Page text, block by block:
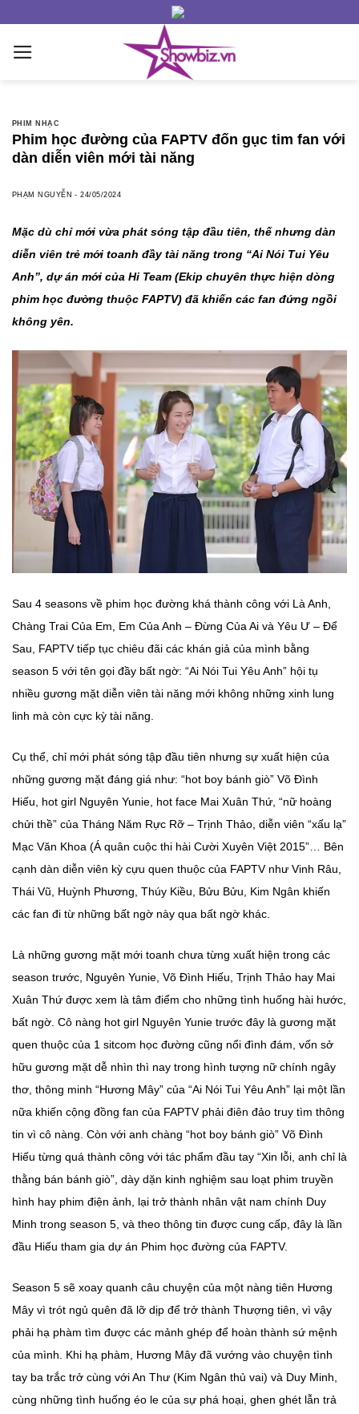
content
PHIM NHẠC
Phim học đường của FAPTV đốn gục tim fan với
dàn diễn viên mới tài năng
PHẠM NGUYỄN -24/05/2024
Mặc dù chỉ mới vừa phát sóng tập đầu tiên, thế nhưng dàn
diễn viên trẻ mới toanh đầy tài năng trong “Ai Nói Tui Yêu
Anh”, dự án mới của Hi Team (Ekip chuyên thực hiện dòng
phim học đường thuộc FAPTV) đã khiến các fan đứng ngồi
không yên.
Sau 4 seasons về phim học đường khá thành công với Là Anh,
Chàng Trai Của Em, Em Của Anh – Đừng Của Ai và Yêu Ư – Để
Sau, FAPTV tiếp tục chiêu đãi các khán giả của mình bằng
season 5 với tên gọi đầy bất ngờ: “Ai Nói Tui Yêu Anh” hội tụ
nhiều gương mặt diễn viên tài năng mới không những xinh lung
linh mà còn cực kỳ tài năng.
Cụ thể, chỉ mới phát sóng tập đầu tiên nhưng sự xuất hiện của
những gương mặt đáng giá như: “hot boy bánh giò” Võ Đình
Hiếu, hot girl Nguyên Yunie, hot face Mai Xuân Thứ, “nữ hoàng
chửi thề” của Tháng Năm Rực Rỡ – Trịnh Thảo, diễn viên “xấu lạ”
Mạc Văn Khoa (Á quân cuộc thi hài Cười Xuyên Việt 2015”… Bên
cạnh dàn diễn viên kỳ cựu quen thuộc của FAPTV như Vinh Râu,
Thái Vũ, Huỳnh Phương, Thúy Kiều, Bửu Bửu, Kim Ngân khiến
các fan đi từ những bất ngờ này qua bất ngờ khác.
Là những gương mặt mới toanh chưa từng xuất hiện trong các
season trước, Nguyên Yunie, Võ Đình Hiếu, Trịnh Thảo hay Mai
Xuân Thứ được xem là tâm điểm cho những tình huống hài hước,
bất ngờ. Cô nàng hot girl Nguyên Yunie trước đây là gương mặt
quen thuộc của 1 sitcom học đường cũng nổi đình đám, vốn sở
hữu gương mặt dễ nhìn thì nay trong hình tượng nữ chính ngây
thơ, thông minh “Hương Mây” của “Ai Nói Tui Yêu Anh” lại một lần
nữa khiến cộng đồng fan của FAPTV phải điên đảo truy tìm thông
tin vì cô nàng. Còn với anh chàng “hot boy bánh giò” Võ Đình
Hiếu từng quá thành công với tác phẩm đầu tay “Xin lỗi, anh chỉ là
thằng bán bánh giò”, dày dặn kinh nghiệm sau loạt phim truyền
hình hay phim điện ảnh, lại trở thành nhân vật nam chính Duy
Minh trong season 5, và theo thông tin được cung cấp, đây là lần
đầu Hiếu tham gia dự án Phim học đường của FAPTV.
Season 5 sẽ xoay quanh câu chuyện của một nàng tiên Hương
Mây vì trót ngủ quên đã lỡ dịp để trở thành Thượng tiên, vì vậy
phải hạ phàm tìm được các mảnh ghép để hoàn thành sứ mệnh
của mình. Khi hạ phàm, Hương Mây đã vướng vào chuyện tình
tay ba trắc trở cùng với An Thư (Kim Ngân thủ vai) và Duy Minh,
cùng những tình huống éo le của sự phá hoại, ghen ghét lẫn trả